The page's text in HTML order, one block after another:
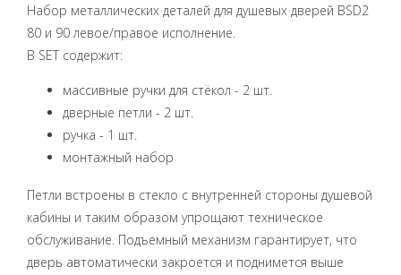
Набор металлических деталей для душевых дверей BSD2
80 и 90 левое/правое исполнение.
B SET содержит:
массивные ручки для стёкол - 2 шт.
дверные петли - 2 шт.
ручка - 1 шт.
монтажный набор
Петли встроены в стекло с внутренней стороны душевой
кабины и таким образом упрощают техническое
обслуживание. Подъемный механизм гарантирует, что
дверь автоматически закроется и поднимется выше